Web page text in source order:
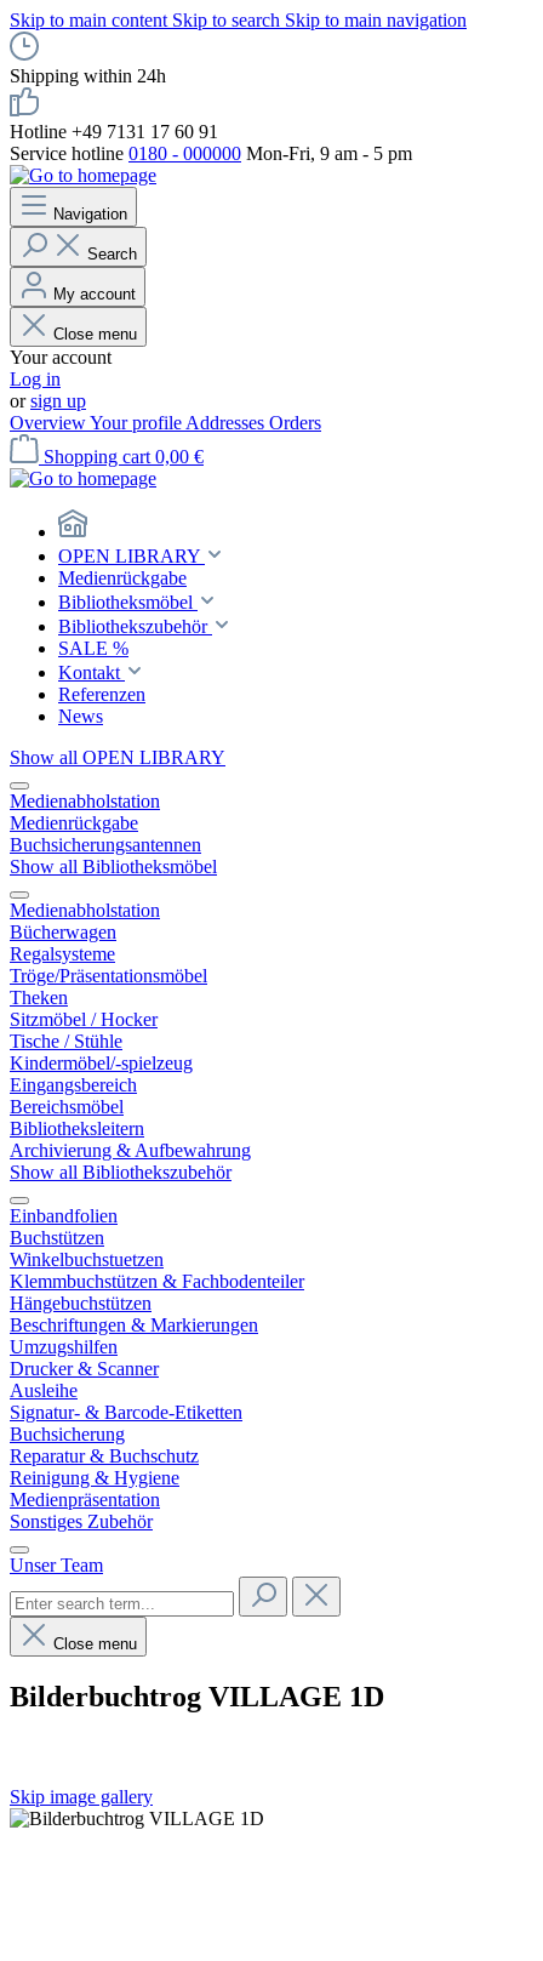
Skip to main content Skip to search Skip to main navigation
Shipping within 24h
Hotline +49 7131 17 60 91
Service hotline 0180 - 000000 Mon-Fri, 9 am - 5 pm
Navigation
Search
My account
Close menu
Your account
Log in
orsign up
OverviewYour profile Addresses Orders
Shopping cart 0,00 €
OPEN LIBRARY
Medienrückgabe
Bibliotheksmöbel
Bibliothekszubehör
SALE %
Kontakt
Referenzen
News
Show all OPEN LIBRARY
Medienabholstation
Medienrückgabe
Buchsicherungsantennen
Show all Bibliotheksmöbel
Medienabholstation
Bücherwagen
Regalsysteme
Tröge/Präsentationsmöbel
Theken
Sitzmöbel / Hocker
Tische / Stühle
Kindermöbel/-spielzeug
Eingangsbereich
Bereichsmöbel
Bibliotheksleitern
Archivierung & Aufbewahrung
Show all Bibliothekszubehör
Einbandfolien
Buchstützen
Winkelbuchstuetzen
Klemmbuchstützen & Fachbodenteiler
Hängebuchstützen
Beschriftungen & Markierungen
Umzugshilfen
Drucker & Scanner
Ausleihe
Signatur- & Barcode-Etiketten
Buchsicherung
Reparatur & Buchschutz
Reinigung & Hygiene
Medienpräsentation
Sonstiges Zubehör
Unser Team
Close menu
Bilderbuchtrog VILLAGE 1D
Skip image gallery